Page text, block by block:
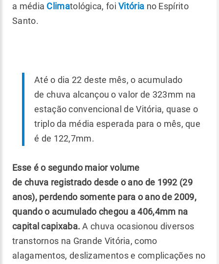
a média Climatológica, foiVitória no Espírito
Santo.
Até o dia 22 deste mês, o acumulado
de chuva alcançou o valor de 323mm na
estação convencional de Vitória, quase o
triplo da média esperada para o mês, que
é de 122,7mm.
Esse é o segundo maior volume
de chuva registrado desde o ano de 1992 (29
anos), perdendo somente para o ano de 2009,
quando o acumulado chegou a 406,4mm na
capital capixaba. A chuva ocasionou diversos
transtornos na Grande Vitória, como
alagamentos, deslizamentos e complicações no